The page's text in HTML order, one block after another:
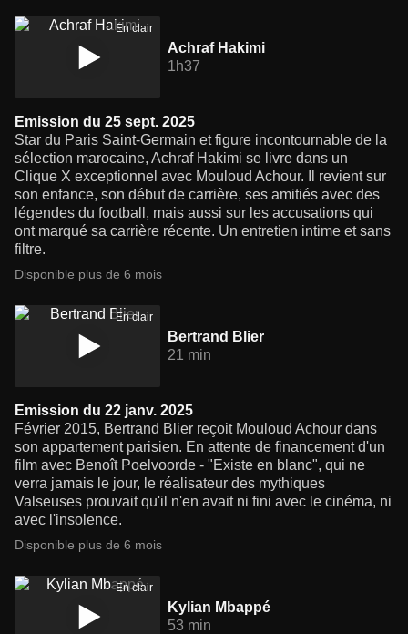
En clair
Achraf Hakimi
1h37
Emission du 25 sept. 2025
Star du Paris Saint-Germain et figure incontournable de la
sélection marocaine, Achraf Hakimi se livre dans un
Clique X exceptionnel avec Mouloud Achour. Il revient sur
son enfance, son début de carrière, ses amitiés avec des
légendes du football, mais aussi sur les accusations qui
ont marqué sa carrière récente. Un entretien intime et sans
filtre.
Disponible plus de 6 mois
En clair
Bertrand Blier
21 min
Emission du 22 janv. 2025
Février 2015, Bertrand Blier reçoit Mouloud Achour dans
son appartement parisien. En attente de financement d'un
film avec Benoît Poelvoorde - "Existe en blanc", qui ne
verra jamais le jour, le réalisateur des mythiques
Valseuses prouvait qu'il n'en avait ni fini avec le cinéma, ni
avec l'insolence.
Disponible plus de 6 mois
En clair
Kylian Mbappé
53 min